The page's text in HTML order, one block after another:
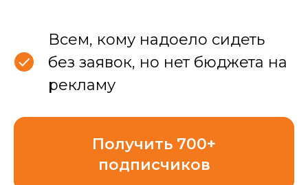
Всем, кому надоело сидеть
без заявок, но нет бюджета на
рекламу
Получить 700+
подписчиков